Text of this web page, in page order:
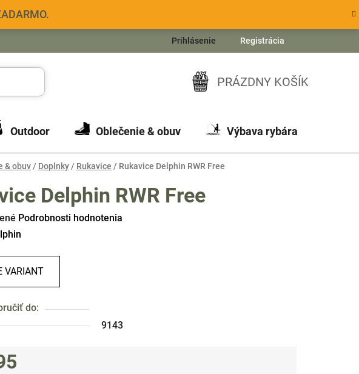
Prihlásenie Registrácia
NÁKUPNÝ
KOŠÍK
PRÁZDNY KOŠÍK
Outdoor Oblečenie & obuv Výbava rybára
& obuv / Doplnky / Rukavice / Rukavice Delphin RWR Free
Delphin RWR Free
Podrobnosti hodnotenia
VARIANT
do:
9143